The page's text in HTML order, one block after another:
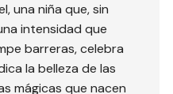
una niña que, sin
intensidad que
barreras, celebra
la belleza de las
mágicas que nacen